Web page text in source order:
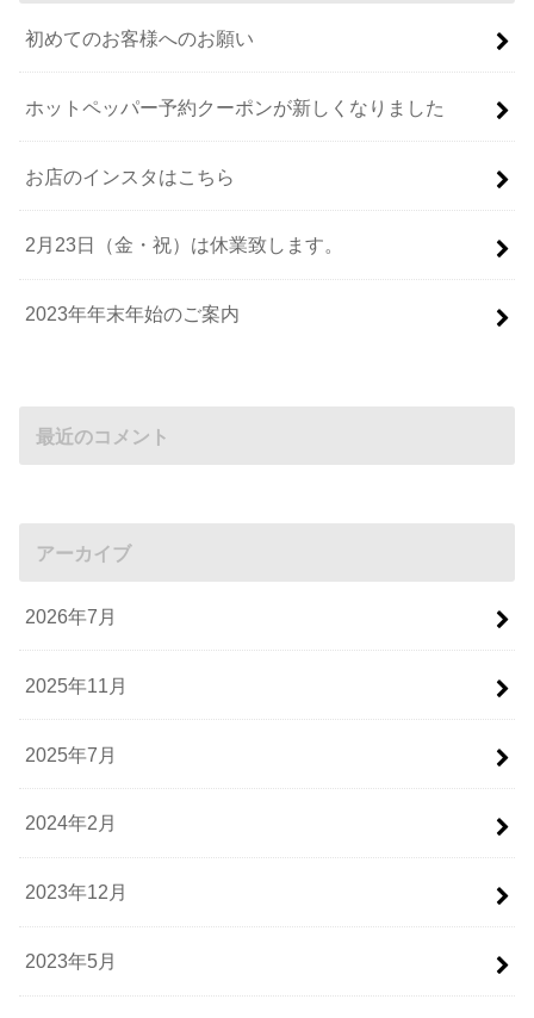
初めてのお客様へのお願い
ホットペッパー予約クーポンが新しくなりました
お店のインスタはこちら
2月23日（金・祝）は休業致します。
2023年年末年始のご案内
最近のコメント
アーカイブ
2026年7月
2025年11月
2025年7月
2024年2月
2023年12月
2023年5月